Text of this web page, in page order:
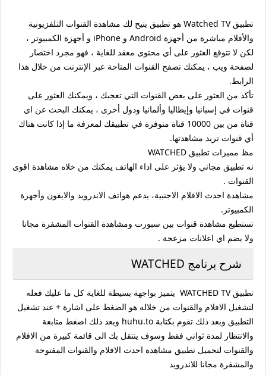
تطبيق Watched TV هو تطبيق يتيح لك مشاهدة القنوات التلفزيونية
والأفلام مباشرة من أجهزة Android و iPhone و أجهزة الكمبيوتر ،
لكن لا تتوقع العثور على أي محتوى معقد للغاية ، فهو مجرد اختصار
لصفحة ويب ، يمكنك تصفح القنوات المتاحة عبر الإنترنت من خلال هذا
الرابط.
تأكد من العثور على بعض القنوات التي تعجبك ، ويمكنك العثور على
قنوات في إسبانيا وإيطاليا وألمانيا ودول أخرى ، يمكنك البحث عن اي
قناة من بين 10000 قناة متوفرة في تطبيقك لمعرفة ما إذا كانت هناك
أي قنوات تريد مشاهدتها.
مظ مميزات تطبيق WATCHED
نه تطبيق مجاني ولا يؤثر على اداء الهاتف يمكنك من خلاه مشاهدة اقوى
القنوات .
مشاهدة احدث الافلام الاجنبية، يدعم هواتف الاندرويد والايفون وأجهزة
الكمبيوتر.
تستطيع مشاهدة قنوات بين سبورت ومشاهدة القنوات المشفرة مجانا
ولا يضم اي اعلانات مزعجة .
شرح برنامج WATCHED
تطبيق WATCHED TV يتميز بواجهة بسيطة للغاية كل ما عليك فعله
لتشغيل الافلام والقنوات من خلاله هو الضغط على اشارة + عند تشغيل
التطبيق وبعد ذلك تقوم بكتابة huhu.to وبعد ذلك اضغط متابعة
والانتظار لمدة ثواني فقط وسوف ينتقل بك الى قائمة كبيرة من الافلام
والقنوات لتحميل تطبيق مشاهدة احدث الافلام والقنوات المفتوحة
والمشفرة مجانا للاندرويد